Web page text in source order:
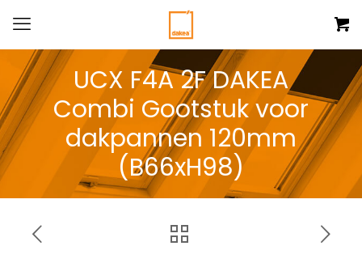
UCX F4A 2F DAKEA
Combi Gootstuk voor
dakpannen 120mm
(B66xH98)